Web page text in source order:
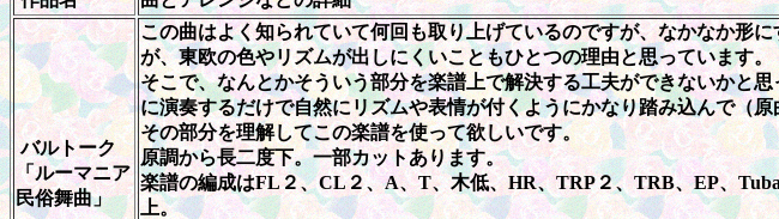
バルトーク
「ルーマニア
民俗舞曲」
この曲はよく知られていて何回も取り上げているのですが、なかなか形
が、東欧の色やリズムが出しにくいこともひとつの理由と思っています。
そこで、なんとかそういう部分を楽譜上で解決する工夫ができないかと
に演奏するだけで自然にリズムや表情が付くようにかなり踏み込んで（
その部分を理解してこの楽譜を使って欲しいです。
原調から長二度下。一部カットあります。
楽譜の編成はFL２、CL２、A、T、木低、HR、TRP２、TRB、EP、
上。